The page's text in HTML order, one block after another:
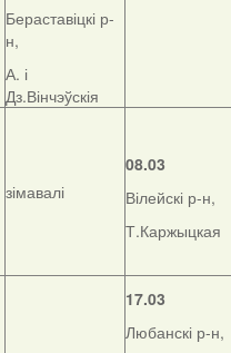
Бераставіцкі р-
н,
А. і
Дз.Вінчэўскія
зімавалі
08.03
Вілейскі р-н,
Т.Каржыцкая
17.03
Любанскі р-н,